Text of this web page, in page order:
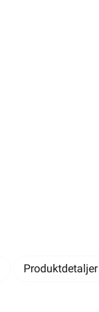
Produktdetaljer